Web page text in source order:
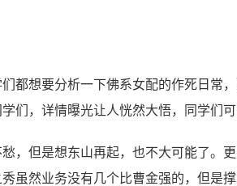
都想要分析一下佛系女配的作死日常
们，详情曝光让人恍然大悟，同学们可
，但是想东山再起，也不大可能了。
虽然业务没有几个比曹金强的，但是